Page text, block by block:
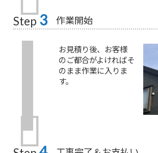
Step 3 作業開始
お見積り後、お客様
のご都合がよければそ
のまま作業に入りま
す。